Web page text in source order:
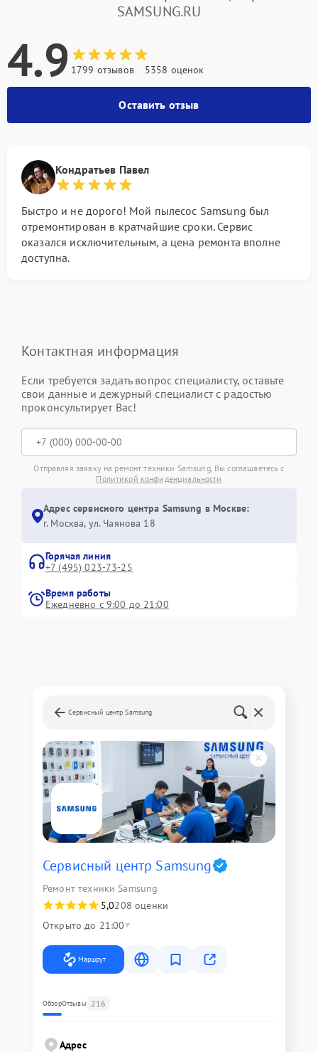
SAMSUNG.RU
4.9 1799 отзывов 5358 оценок
Оставить отзыв
Кондратьев Павел
Быстро и не дорого! Мой пылесос Samsung был
отремонтирован в кратчайшие сроки. Сервис
оказался исключительным, а цена ремонта вполне
доступна.
Контактная информация
Если требуется задать вопрос специалисту, оставьте
свои данные и дежурный специалист с радостью
проконсультирует Вас!
Отправляя заявку на ремонт техники Samsung, Вы соглашаетесь с
Политикой конфиденциальности
Адрес сервисного центра Samsung в Москве:
г. Москва, ул. Чаянова 18
Горячая линия
+7 (495) 023-73-25
Время работы
Ежедневно с 9:00 до 21:00
Сервисный центр Samsung
Сервисный центр Samsung
Ремонт техники Samsung
5,0208 оценки
Открыто до 21:00
Маршрут
ОбзорОтзывы 216
Адрес